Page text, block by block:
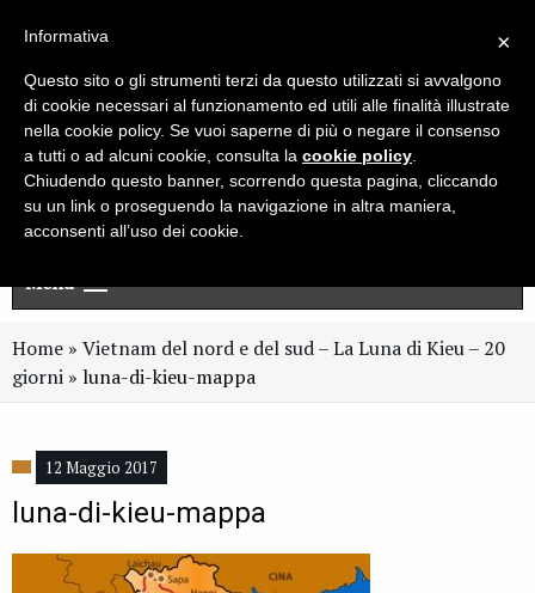
Newsletter
Menu
Home » Vietnam del nord e del sud – La Luna di Kieu – 20
giorni » luna-di-kieu-mappa
12 Maggio 2017
luna-di-kieu-mappa
×
Informativa
Questo sito o gli strumenti terzi da questo utilizzati si avvalgono
di cookie necessari al funzionamento ed utili alle finalità illustrate
nella cookie policy. Se vuoi saperne di più o negare il consenso
a tutti o ad alcuni cookie, consulta la cookie policy
Chiudendo questo banner, scorrendo questa pagina, cliccando
su un link o proseguendo la navigazione in altra maniera,
acconsenti all’uso dei cookie.